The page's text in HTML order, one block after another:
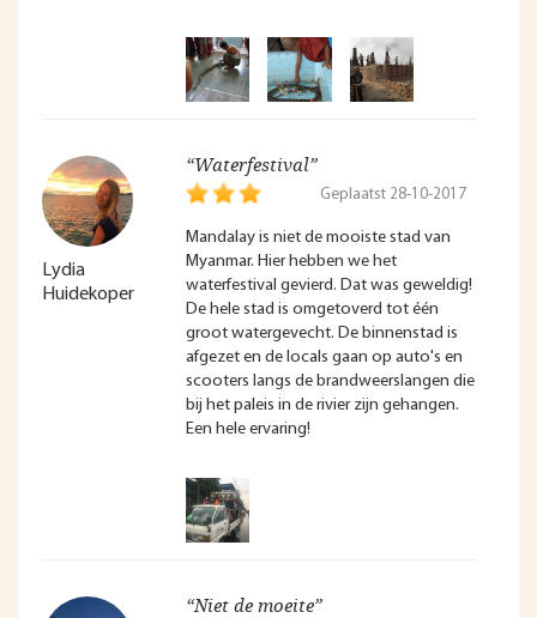
Lydia
Huidekoper
“Waterfestival”
Geplaatst 28-10-2017
Mandalay is niet de mooiste stad van
Myanmar. Hier hebben we het
waterfestival gevierd. Dat was geweldig!
De hele stad is omgetoverd tot één
groot watergevecht. De binnenstad is
afgezet en de locals gaan op auto's en
scooters langs de brandweerslangen die
bij het paleis in de rivier zijn gehangen.
Een hele ervaring!
“Niet de moeite”